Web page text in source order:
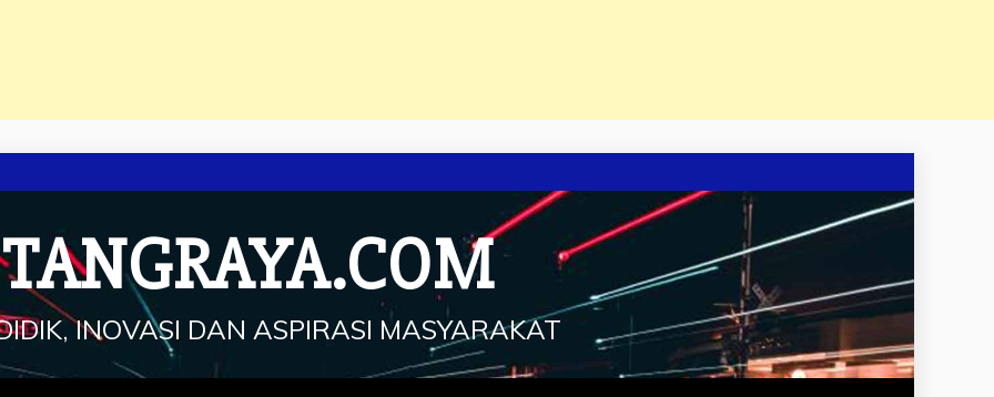
TANGRAYA.COM
INOVASI DAN ASPIRASI MASYARAKAT